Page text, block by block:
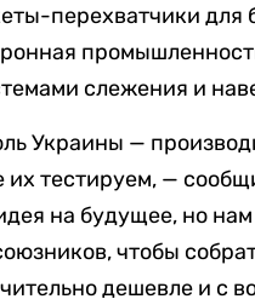
перехватчики для
слежения и
Украины —
их тестируем, —
на будущее, но
чтобы
дешевле и с